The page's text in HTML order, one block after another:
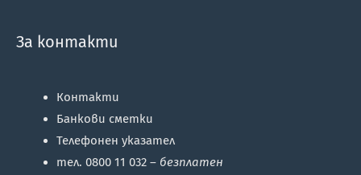
За контакти
Контакти
Банкови сметки
Телефонен указател
тел. 0800 11 032 – безплатен